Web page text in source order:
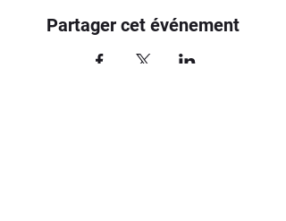
Partager cet événement